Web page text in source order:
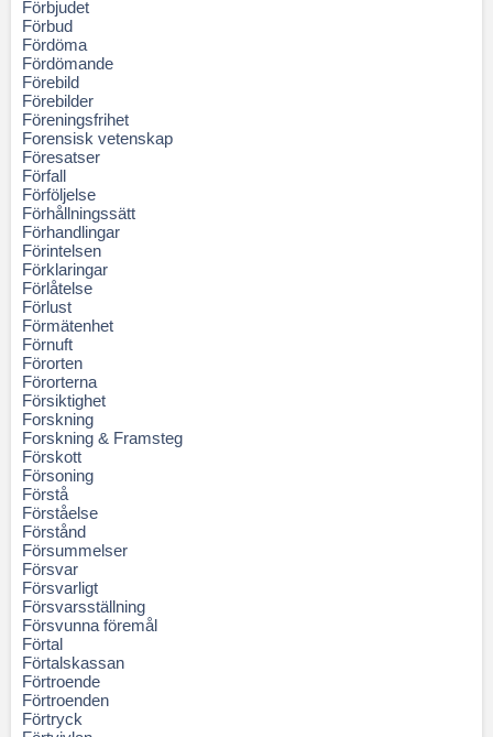
Förbjudet
Förbud
Fördöma
Fördömande
Förebild
Förebilder
Föreningsfrihet
Forensisk vetenskap
Föresatser
Förfall
Förföljelse
Förhållningssätt
Förhandlingar
Förintelsen
Förklaringar
Förlåtelse
Förlust
Förmätenhet
Förnuft
Förorten
Förorterna
Försiktighet
Forskning
Forskning & Framsteg
Förskott
Försoning
Förstå
Förståelse
Förstånd
Försummelser
Försvar
Försvarligt
Försvarsställning
Försvunna föremål
Förtal
Förtalskassan
Förtroende
Förtroenden
Förtryck